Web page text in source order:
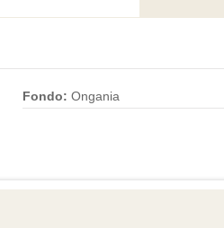
Fondo: Ongania